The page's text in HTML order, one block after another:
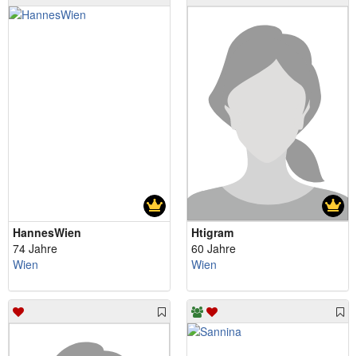
HannesWien
74 Jahre
Wien
Htigram
60 Jahre
Wien